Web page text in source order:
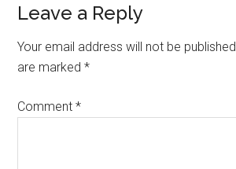
Leave a Reply
Your email address will not be published.
are marked*
Comment*